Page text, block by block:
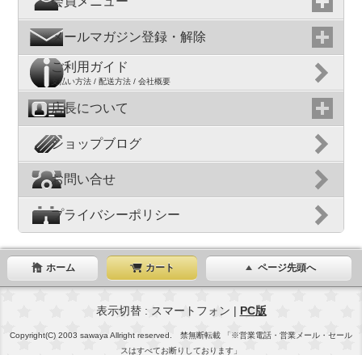
メールマガジン登録・解除
ご利用ガイド
支払い方法 / 配送方法 / 会社概要
店長について
ショップブログ
お問い合せ
プライバシーポリシー
ホーム カート ページ先頭へ
表示切替 : スマートフォン | PC版
Copyright(C) 2003 sawaya Allright reserved. 禁無断転載 「※営業電話・営業メール・セール
スはすべてお断りしております」